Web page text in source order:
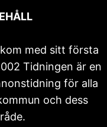
med sitt första
Tidningen är en
för alla
och dess